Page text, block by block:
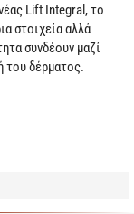
Lift Integral, το
στοιχεία αλλά
συνδέουν μαζί
του δέρματος.